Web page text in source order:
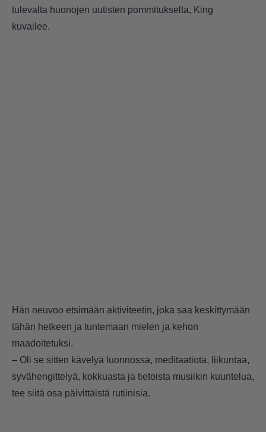
tulevalta huonojen uutisten pommitukselta, King
kuvailee.
Hän neuvoo etsimään aktiviteetin, joka saa keskittymään
tähän hetkeen ja tuntemaan mielen ja kehon
maadoitetuksi.
– Oli se sitten kävelyä luonnossa, meditaatiota, liikuntaa,
syvähengittelyä, kokkuasta ja tietoista musiikin kuuntelua,
tee siitä osa päivittäistä rutiinisia.